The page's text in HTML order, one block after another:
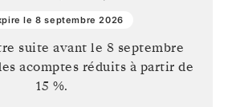
le 8 septembre 2026
suite avant le 8 septembre
acomptes réduits à partir de
15 %.